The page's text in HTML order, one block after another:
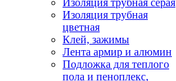
Изоляция трубная серая
Изоляция трубная
цветная
Клей, зажимы
Лента армир и алюмин
Подложка для теплого
пола и пеноплекс,